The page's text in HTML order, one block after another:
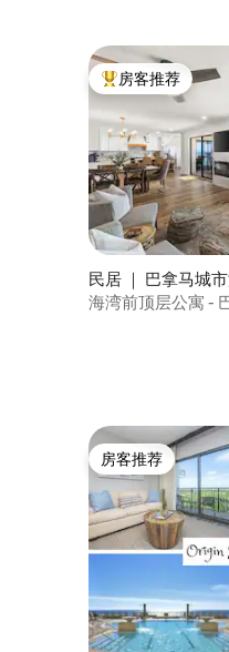
热门「房客推荐」
房客推荐
民居 ｜ 巴拿马城
海湾前顶层公寓 -
房客推荐
房客推荐